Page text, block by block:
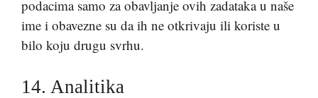
podacima samo za obavljanje ovih zadataka u naše
ime i obavezne su da ih ne otkrivaju ili koriste u
bilo koju drugu svrhu.
14. Analitika